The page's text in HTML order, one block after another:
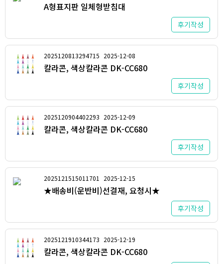
A형표지판 일체형받침대
후기작성
2025120813294715 2025-12-08
칼라콘, 색상칼라콘 DK-CC680
후기작성
2025120904402293 2025-12-09
칼라콘, 색상칼라콘 DK-CC680
후기작성
2025121515011701 2025-12-15
★배송비(운반비)선결재, 요청시★
후기작성
2025121910344173 2025-12-19
칼라콘, 색상칼라콘 DK-CC680